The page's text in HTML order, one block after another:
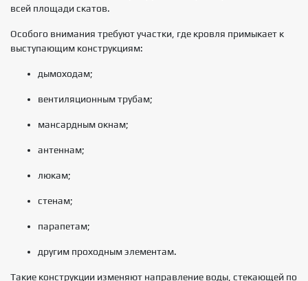
всей площади скатов.
Особого внимания требуют участки, где кровля примыкает к
выступающим конструкциям:
дымоходам;
вентиляционным трубам;
мансардным окнам;
антеннам;
люкам;
стенам;
парапетам;
другим проходным элементам.
Такие конструкции изменяют направление воды, стекающей по